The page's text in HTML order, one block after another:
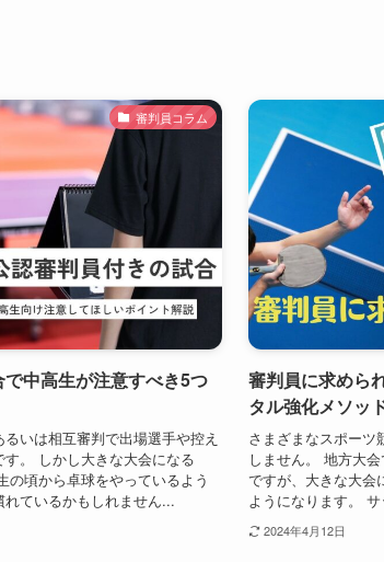
審判員コラム
で中高生が注意すべき5つ
いは相互審判で出場選手や控え
。 しかし大きな大会になる
の頃から卓球をやっているよう
ているかもしれません...
審判員に求めら
タル強化メソッ
さまざまなスポーツ
しません。 地方大
ですが、大きな大会
ようになります。
2024年4月12日